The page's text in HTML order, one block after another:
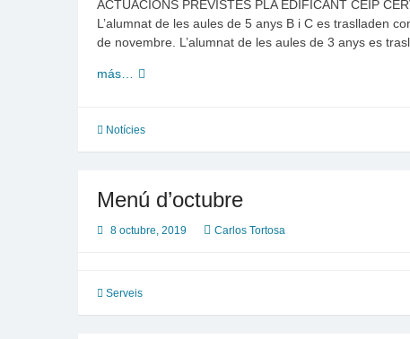
ACTUACIONS PREVISTES PLA EDIFICANT CEIP
L’alumnat de les aules de 5 anys B i C es traslladen
de novembre. L’alumnat de les aules de 3 anys es
más…
Obres
Projecte
Notícies
Menú d’octubre
8 octubre, 2019 Carlos Tortosa
Serveis